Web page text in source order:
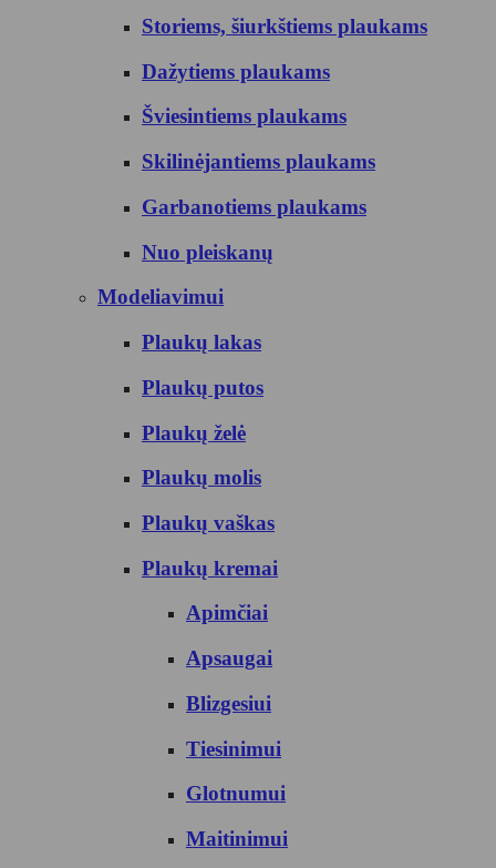
Storiems, šiurkštiems plaukams
Dažytiems plaukams
Šviesintiems plaukams
Skilinėjantiems plaukams
Garbanotiems plaukams
Nuo pleiskanų
Modeliavimui
Plaukų lakas
Plaukų putos
Plaukų želė
Plaukų molis
Plaukų vaškas
Plaukų kremai
Apimčiai
Apsaugai
Blizgesiui
Tiesinimui
Glotnumui
Maitinimui